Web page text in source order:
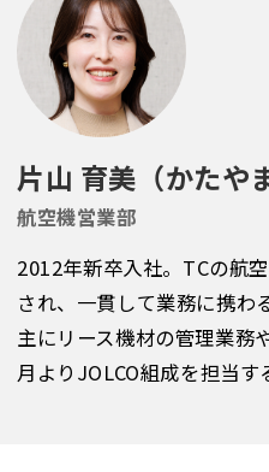
片山 育美（かたや
航空機営業部
2012年新卒入社。TCの航
され、一貫して業務に携わ
主にリース機材の管理業務
月よりJOLCO組成を担当す